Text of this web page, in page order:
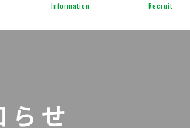
Information Recruit
らせ